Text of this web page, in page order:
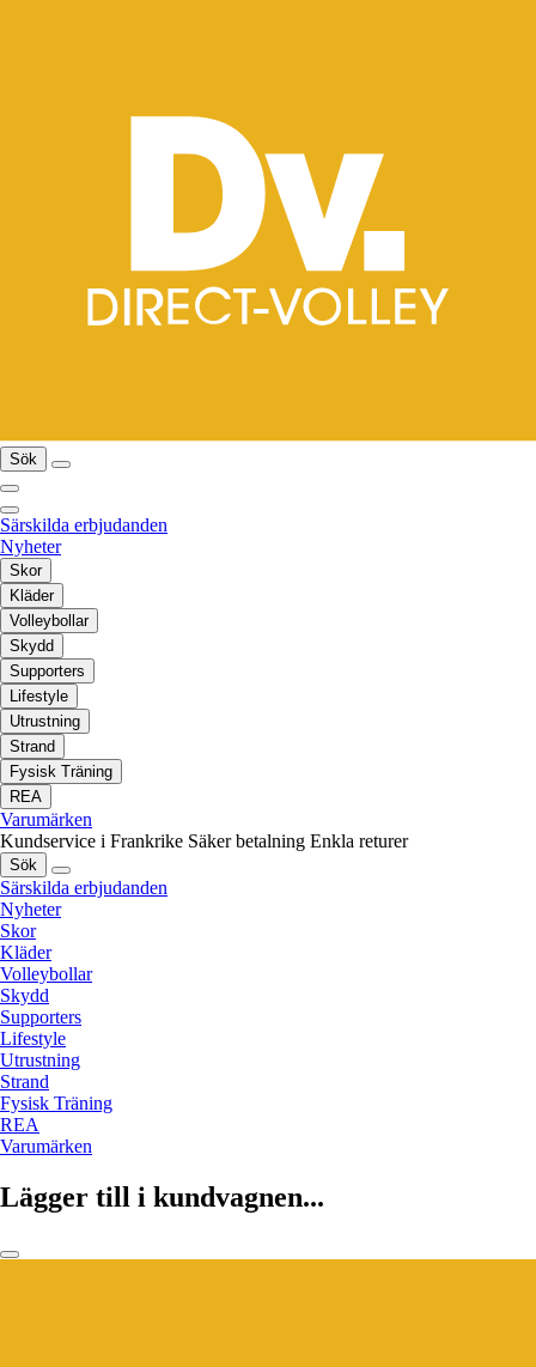
Sök
Särskilda erbjudanden
Nyheter
Skor
Kläder
Volleybollar
Skydd
Supporters
Lifestyle
Utrustning
Strand
Fysisk Träning
REA
Varumärken
Kundservice i Frankrike Säker betalning Enkla returer
Sök
Särskilda erbjudanden
Nyheter
Skor
Kläder
Volleybollar
Skydd
Supporters
Lifestyle
Utrustning
Strand
Fysisk Träning
REA
Varumärken
Lägger till i kundvagnen...